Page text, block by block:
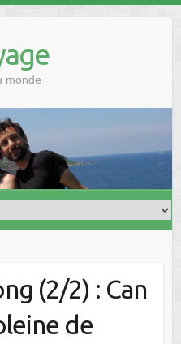
monde
(2/2) : Can
de